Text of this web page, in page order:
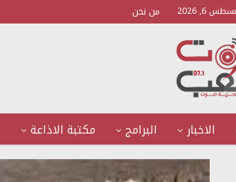
6, 2026 من نحن
الاخبار البرامج مكتبة الاذاعة